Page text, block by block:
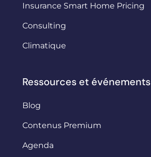
Insurance Smart Home Pricing
Consulting
Climatique
Ressources et événements
Blog
Contenus Premium
Agenda